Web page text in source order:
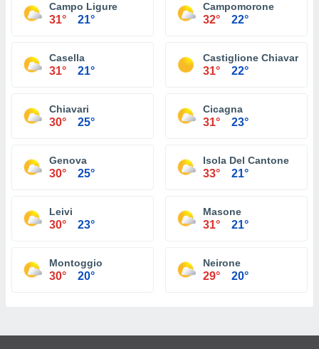
Campo Ligure
31° 21°
Campomorone
32° 22°
Casella
31° 21°
Castiglione Chiavarese
31° 22°
Chiavari
30° 25°
Cicagna
31° 23°
Genova
30° 25°
Isola Del Cantone
33° 21°
Leivi
30° 23°
Masone
31° 21°
Montoggio
30° 20°
Neirone
29° 20°